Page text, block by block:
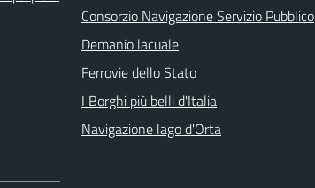
Consorzio Navigazione Servizio Pubblico
Demanio lacuale
Ferrovie dello Stato
I Borghi più belli d'Italia
Navigazione lago d'Orta